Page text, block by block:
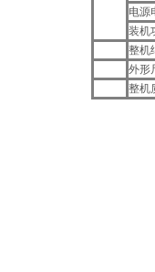
电源
装机
整机
外形
整机